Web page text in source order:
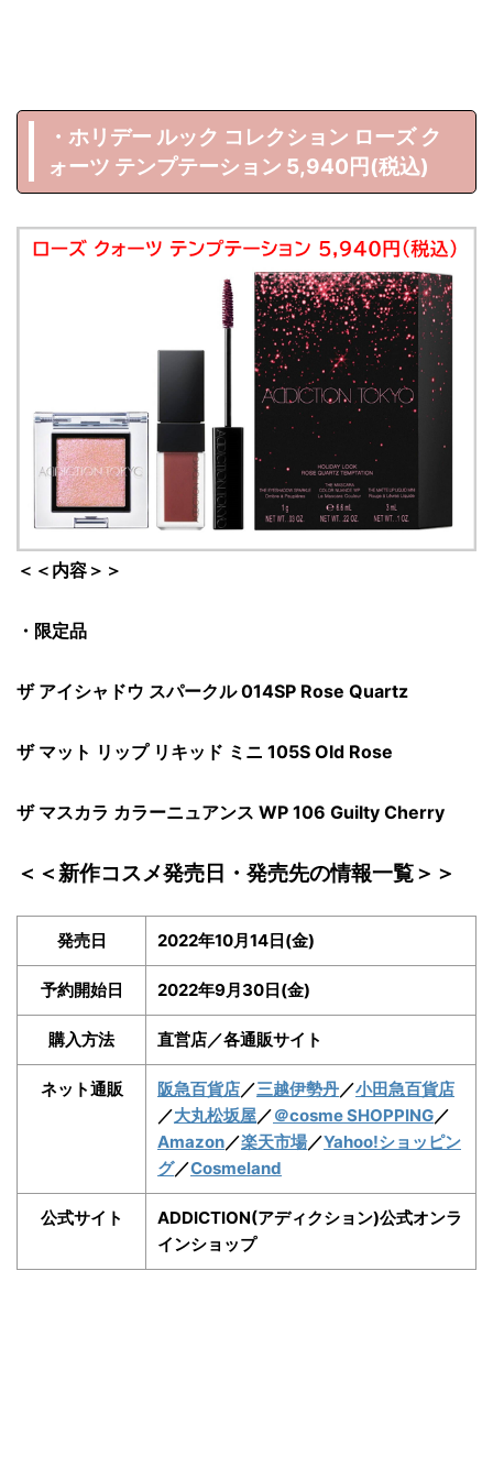
・ホリデー ルック コレクション ローズ ク
ォーツ テンプテーション 5,940円(税込)
＜＜内容＞＞
・限定品
ザ アイシャドウ スパークル 014SP Rose Quartz
ザ マット リップ リキッド ミニ 105S Old Rose
ザ マスカラ カラーニュアンス WP 106 Guilty Cherry
＜＜新作コスメ発売日・発売先の情報一覧＞＞
発売日 2022年10月14日(金)
予約開始日 2022年9月30日(金)
購入方法 直営店／各通販サイト
ネット通販 阪急百貨店／三越伊勢丹／小田急百貨店
／大丸松坂屋／＠cosme SHOPPING／
Amazon／楽天市場／Yahoo!ショッピン
グ／Cosmeland
公式サイト
ADDICTION(アディクション)公式オンラ
インショップ